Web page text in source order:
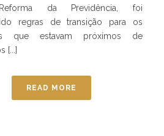
da Previdência, foi
regras de transição para os
que estavam próximos de
[...]
READ MORE